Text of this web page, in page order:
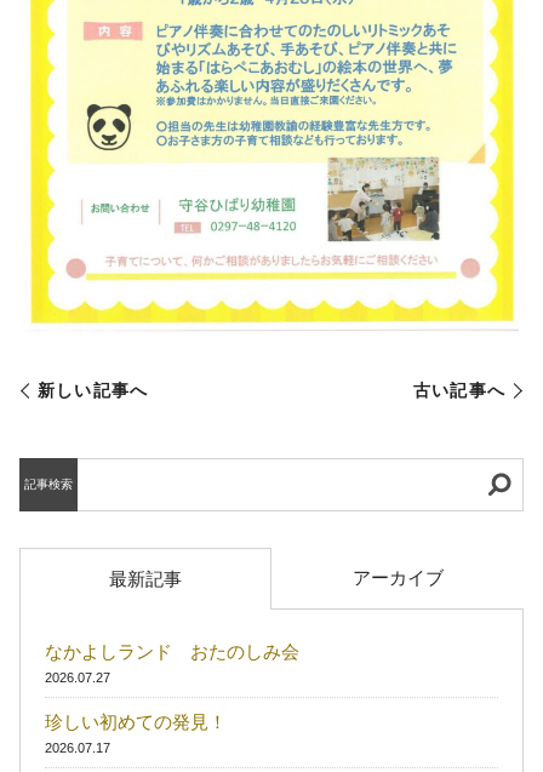
新しい記事へ 古い記事へ
記事検索
最新記事 アーカイブ
なかよしランド おたのしみ会
2026.07.27
珍しい初めての発見！
2026.07.17